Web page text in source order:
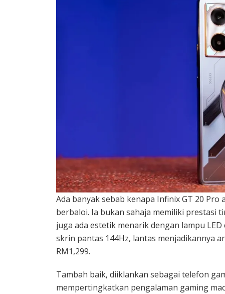
Ada banyak sebab kenapa Infinix GT 20
berbaloi. Ia bukan sahaja memiliki prestasi
juga ada estetik menarik dengan lampu
skrin pantas 144Hz, lantas menjadikannya
RM1,299.
Tambah baik, diiklankan sebagai telefon
mempertingkatkan pengalaman gaming